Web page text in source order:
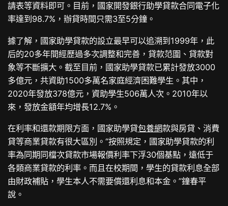
請表等資料即可。目前，國家開發銀行助學貸款合同電子化
率達到98.7%，辦貸時間只需3至5分鐘。
據了解，國家助學貸款的設立最早可以追溯到1999年，此
后的20多年間經歷過多次調整和完善，貸款范圍、貸款對
象等不斷擴大。截至目前，國家助學貸款已累計發放3000
多億元，共資助1500多萬名家庭經濟困難學生。其中，
2020年發放378億元，資助學生506萬人次。2010年以
來，發放金額年均增長12.7%。
在利率和還款期限方面，國家助學貸包養網款與房貸、消費
貸等商業貸款有很大區別。“按照規定，國家助學貸款的利
率為同期同檔次貸款市場報價利率下浮30個基點，遠低于
各類商業貸款的利率。而且在校期間，學生的貸款利息全部
由財政補貼，學生本人不需要償還利息和本金。”鐘春平
說。